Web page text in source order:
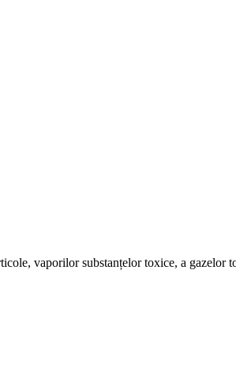
vaporilor substanțelor toxice, a